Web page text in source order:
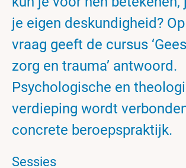
je eigen deskundigheid?
vraag geeft de cursus
zorg en trauma’ antwoord.
Psychologische en
verdieping wordt
concrete beroepspraktijk.
Sessies